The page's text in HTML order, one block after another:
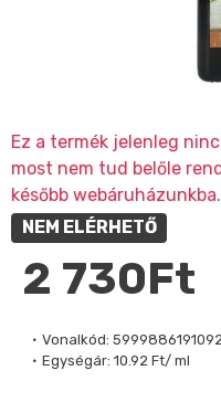
Ez a termék jelenleg
most nem tud belőle
később
Vonalkód:
Egységár: 10.92 Ft/ ml
NEM ELÉRHETŐ
2 730Ft